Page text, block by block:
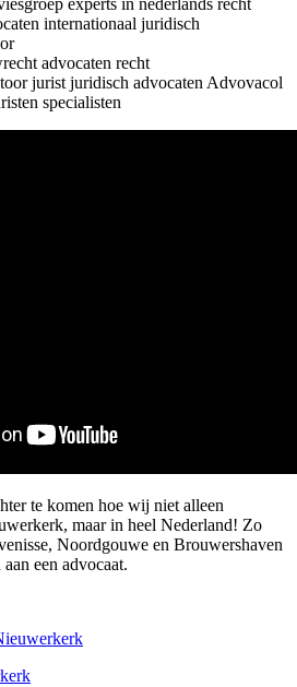
te komen hoe wij niet alleen
maar in heel Nederland! Zo
Noordgouwe en Brouwershaven
een advocaat.